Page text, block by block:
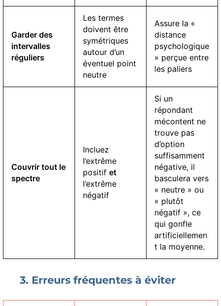
Garder des
intervalles
réguliers
Les termes
doivent être
symétriques
autour d’un
éventuel point
neutre
Assure la «
distance
psychologique
» perçue entre
les paliers
Couvrir tout le
spectre
Incluez
l’extrême
positif et
l’extrême
négatif
Si un
répondant
mécontent ne
trouve pas
d’option
suffisamment
négative, il
basculera vers
« neutre » ou
« plutôt
négatif », ce
qui gonfle
artificiellemen
t la moyenne.
3. Erreurs fréquentes à éviter